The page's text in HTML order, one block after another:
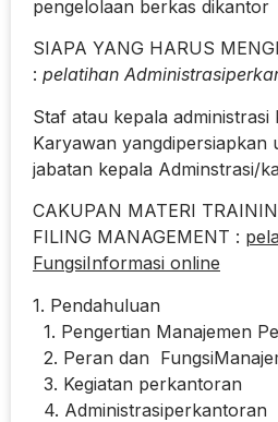
pengelolaan berkas dikantor
SIAPA YANG HARUS
: pelatihan
Staf atau kepala
Karyawan yangdipersiapkan
jabatan kepala Adminstrasi/
CAKUPAN MATERI
FILING MANAGEMENT :
FungsiInformasi online
1. Pendahuluan
1. Pengertian Manajemen
2. Peran dan
3. Kegiatan perkantoran
4. Administrasiperkantoran